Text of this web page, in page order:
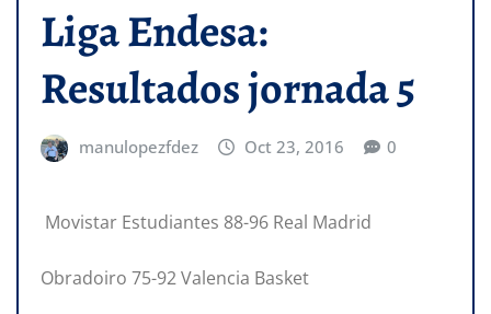
Liga Endesa:
Resultados jornada 5
manulopezfdez Oct 23, 2016 0
Movistar Estudiantes 88-96 Real Madrid
Obradoiro 75-92 Valencia Basket